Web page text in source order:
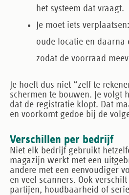
het systeem dat vraagt.
Je moet iets verplaatsen
oude locatie en daarna
zodat de voorraad
Je hoeft dus niet “zelf te
schermen te bouwen. Je volgt
dat de registratie klopt. Dat
en voorkomt gedoe bij de
Verschillen per bedrijf
Niet elk bedrijf gebruikt
magazijn werkt met een
andere met een eenvoudiger
en veel scanners. Ook
partijen, houdbaarheid of